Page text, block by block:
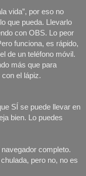
vida”, por eso no
que pueda. Llevarlo
con OBS. Lo peor
funciona, es rápido,
de un teléfono móvil.
más que para
el lápiz.
SÍ se puede llevar en
bien. Lo puedes
completo.
pero no, no es